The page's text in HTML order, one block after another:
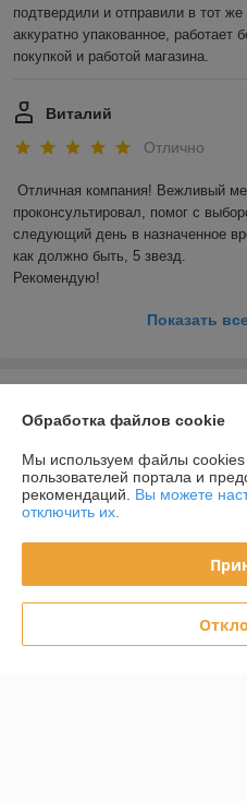
подтвердили и отправили в тот
аккуратно упакованное,
покупкой и работой магазина.
Виталий
Отлично
Отличная компания! Вежливый
проконсультировал, помог с
следующий день в назначенное
как должно быть, 5 звезд.
Рекомендую!
Показать
Доставка и оплата
График работы
Полная версия сайта
Политика обработки cookies
Обработка файлов cookie
Мы используем файлы cookies
пользователей портала и
рекомендаций. Вы можете
отключить их.